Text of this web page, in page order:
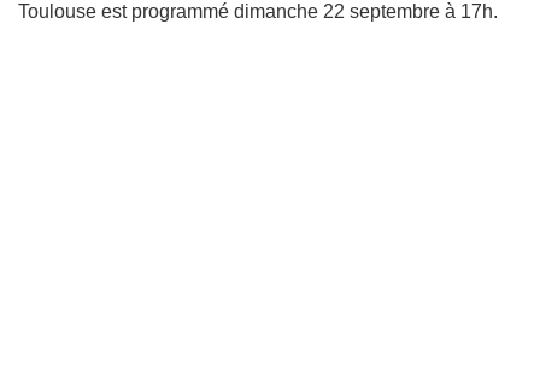
Toulouse est programmé dimanche 22 septembre à 17h.